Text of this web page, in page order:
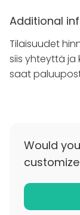
Additional
Tilaisuudet
siis yhteyttä ja
saat
Would